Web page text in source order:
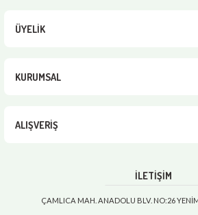
ÜYELİK
KURUMSAL
ALIŞVERİŞ
İLETİŞİM
ÇAMLICA MAH. ANADOLU BLV. NO:26